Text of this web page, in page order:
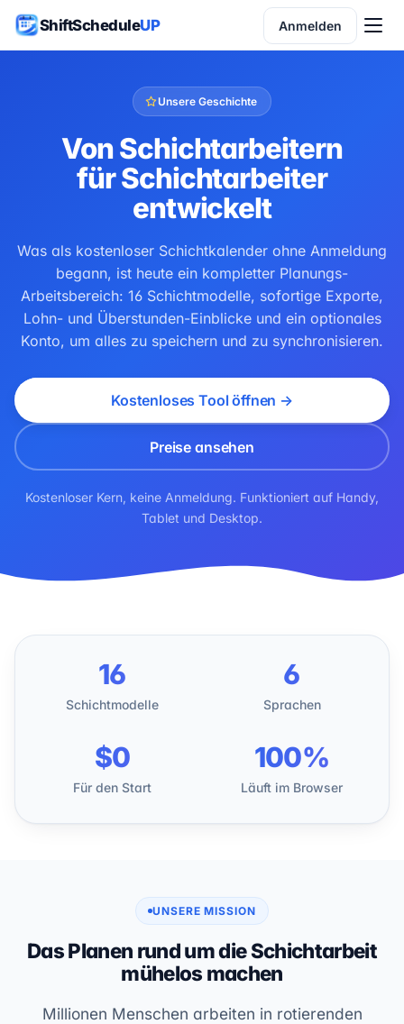
ShiftScheduleUP Anmelden
Unsere Geschichte
Von Schichtarbeitern
für Schichtarbeiter
entwickelt
Was als kostenloser Schichtkalender ohne Anmeldung
begann, ist heute ein kompletter Planungs-
Arbeitsbereich: 16 Schichtmodelle, sofortige Exporte,
Lohn- und Überstunden-Einblicke und ein optionales
Konto, um alles zu speichern und zu synchronisieren.
Kostenloses Tool öffnen →
Preise ansehen
Kostenloser Kern, keine Anmeldung. Funktioniert auf Handy,
Tablet und Desktop.
16
Schichtmodelle
6
Sprachen
$0
Für den Start
100%
Läuft im Browser
UNSERE MISSION
Das Planen rund um die Schichtarbeit
mühelos machen
Millionen Menschen arbeiten in rotierenden